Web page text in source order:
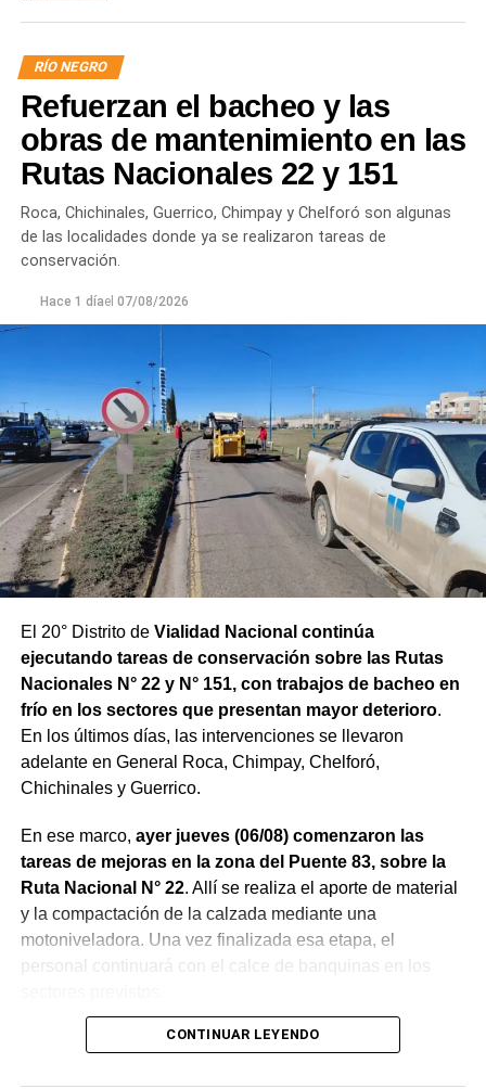
RÍO NEGRO
Refuerzan el bacheo y las
obras de mantenimiento en las
Rutas Nacionales 22 y 151
Roca, Chichinales, Guerrico, Chimpay y Chelforó son algunas
de las localidades donde ya se realizaron tareas de
conservación.
Hace 1 díael 07/08/2026
El 20° Distrito de Vialidad Nacional continúa
ejecutando tareas de conservación sobre las Rutas
Nacionales N° 22 y N° 151, con trabajos de bacheo en
frío en los sectores que presentan mayor deterioro.
En los últimos días, las intervenciones se llevaron
adelante en General Roca, Chimpay, Chelforó,
Chichinales y Guerrico.
En ese marco, ayer jueves (06/08) comenzaron las
tareas de mejoras en la zona del Puente 83, sobre la
Ruta Nacional N° 22. Allí se realiza el aporte de material
y la compactación de la calzada mediante una
motoniveladora. Una vez finalizada esa etapa, el
personal continuará con el calce de banquinas en los
CONTINUAR LEYENDO